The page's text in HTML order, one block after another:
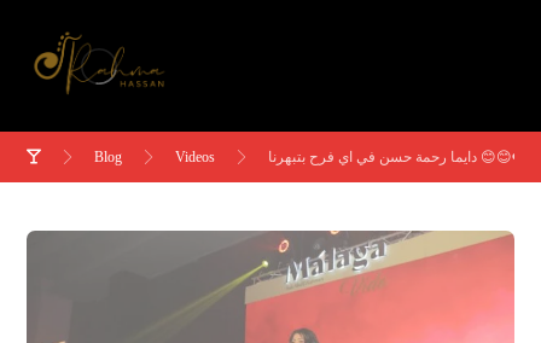
Blog Videos دايما رحمة حسن في اي فرح بتبهرنا 😊😊❤️